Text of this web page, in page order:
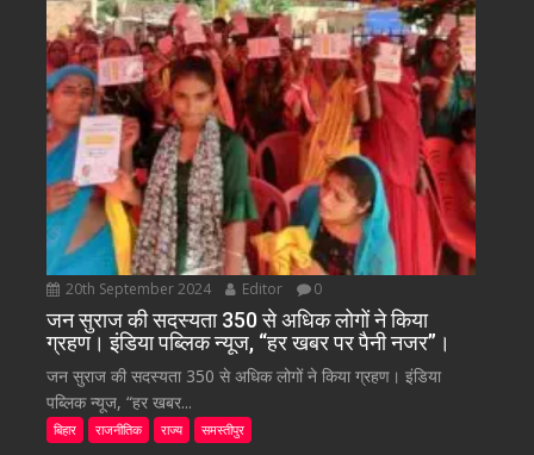
20th September 2024 Editor 0
जन सुराज की सदस्यता 350 से अधिक लोगों ने किया
ग्रहण। इंडिया पब्लिक न्यूज, “हर खबर पर पैनी नजर”।
जन सुराज की सदस्यता 350 से अधिक लोगों ने किया ग्रहण। इंडिया
पब्लिक न्यूज, “हर खबर...
बिहार राजनीतिक राज्य समस्तीपुर